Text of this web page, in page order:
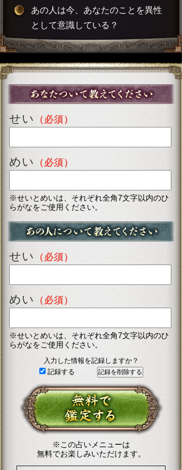
あの人は今、あなたのことを異性
として意識している？
せい （必須）
めい （必須）
※せいとめいは、それぞれ全角7文字以内のひ
らがなをご使用ください。
せい （必須）
めい （必須）
※せいとめいは、それぞれ全角7文字以内のひ
らがなをご使用ください。
入力した情報を記録しますか？
記録する
※この占いメニューは
無料でお楽しみいただけます。